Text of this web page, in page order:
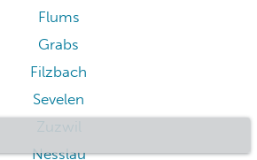
Flums
Grabs
Filzbach
Sevelen
Zuzwil
Nesslau